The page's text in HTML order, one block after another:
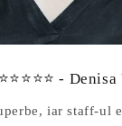
⭐⭐⭐⭐⭐ - Denisa
iar staff-ul